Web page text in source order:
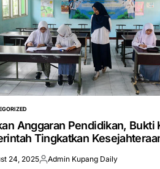
Anggaran Pendidikan, Bukti
Tingkatkan
24, 2025Posted
Admin Kupang Daily